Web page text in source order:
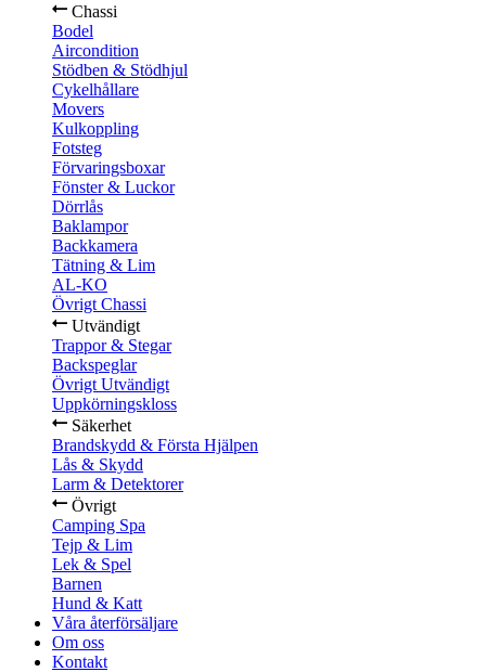
Chassi
Bodel
Aircondition
Stödben & Stödhjul
Cykelhållare
Movers
Kulkoppling
Fotsteg
Förvaringsboxar
Fönster & Luckor
Dörrlås
Baklampor
Backkamera
Tätning & Lim
AL-KO
Övrigt Chassi
Utvändigt
Trappor & Stegar
Backspeglar
Övrigt Utvändigt
Uppkörningskloss
Säkerhet
Brandskydd & Första Hjälpen
Lås & Skydd
Larm & Detektorer
Övrigt
Camping Spa
Tejp & Lim
Lek & Spel
Barnen
Hund & Katt
Våra återförsäljare
Om oss
Kontakt